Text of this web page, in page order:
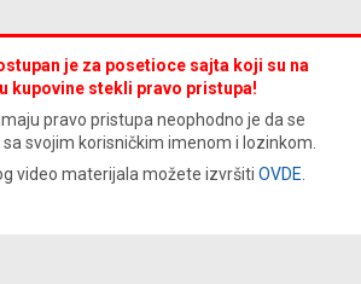
je za posetioce sajta koji su na
kupovine stekli pravo pristupa!
pravo pristupa neophodno je da se
svojim korisničkim imenom i lozinkom.
video materijala možete izvršiti OVDE